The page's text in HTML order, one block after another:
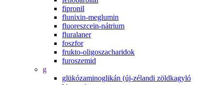
fipronil
flunixin-meglumin
fluoreszcein-nátrium
fluralaner
foszfor
frukto-oligoszacharidok
furoszemid
g
glükózaminoglikán (új-zélandi zöldkagyló